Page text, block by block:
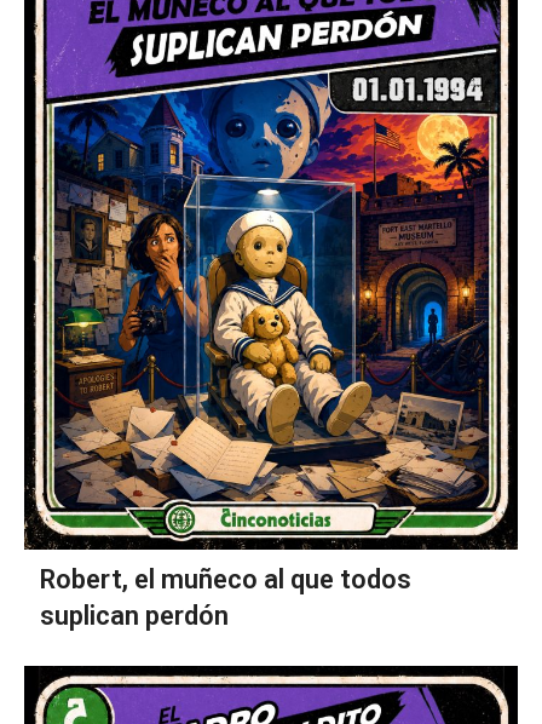
Robert, el muñeco al que todos
suplican perdón